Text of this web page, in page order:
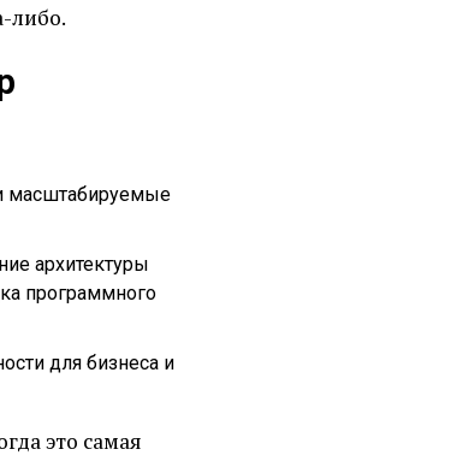
либо.
масштабируемые
архитектуры
программного
для бизнеса и
это самая